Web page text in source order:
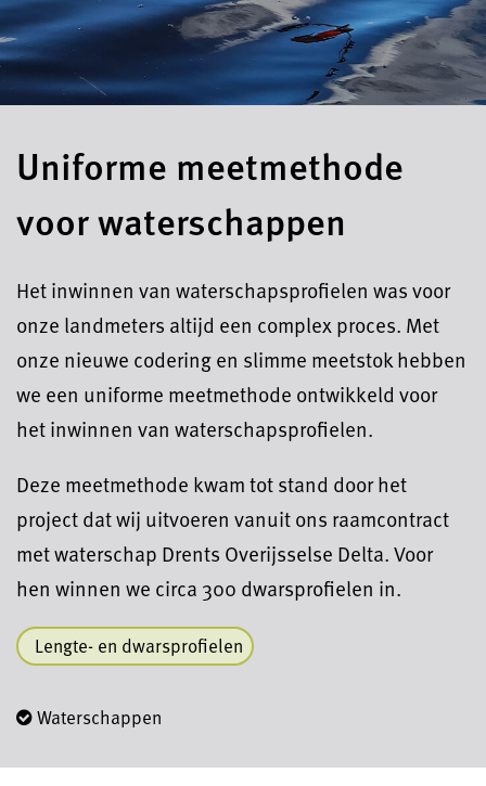
Uniforme meetmethode
voor waterschappen
Het inwinnen van waterschapsprofielen was voor
onze landmeters altijd een complex proces. Met
onze nieuwe codering en slimme meetstok hebben
we een uniforme meetmethode ontwikkeld voor
het inwinnen van waterschapsprofielen.
Deze meetmethode kwam tot stand door het
project dat wij uitvoeren vanuit ons raamcontract
met waterschap Drents Overijsselse Delta. Voor
hen winnen we circa 300 dwarsprofielen in.
Lengte- en dwarsprofielen
Waterschappen